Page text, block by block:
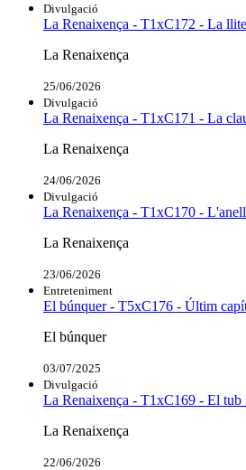
Divulgació
La Renaixença - T1xC172 - La
La Renaixença
25/06/2026
Divulgació
La Renaixença - T1xC171 - La
La Renaixença
24/06/2026
Divulgació
La Renaixença - T1xC170 - L'anell
La Renaixença
23/06/2026
Entreteniment
El búnquer - T5xC176 - Últim
El búnquer
03/07/2025
Divulgació
La Renaixença - T1xC169 - El tub
La Renaixença
22/06/2026